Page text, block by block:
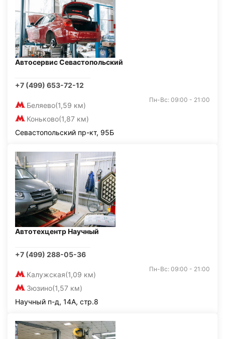
Автосервис Севастопольский
+7 (499) 653-72-12
Беляево(1,59 км)
Коньково(1,87 км)
Пн-Вс: 09:00 - 21:00
Севастопольский пр-кт, 95Б
Автотехцентр Научный
+7 (499) 288-05-36
Калужская(1,09 км)
Зюзино(1,57 км)
Пн-Вс: 09:00 - 21:00
Научный п-д, 14А, стр.8